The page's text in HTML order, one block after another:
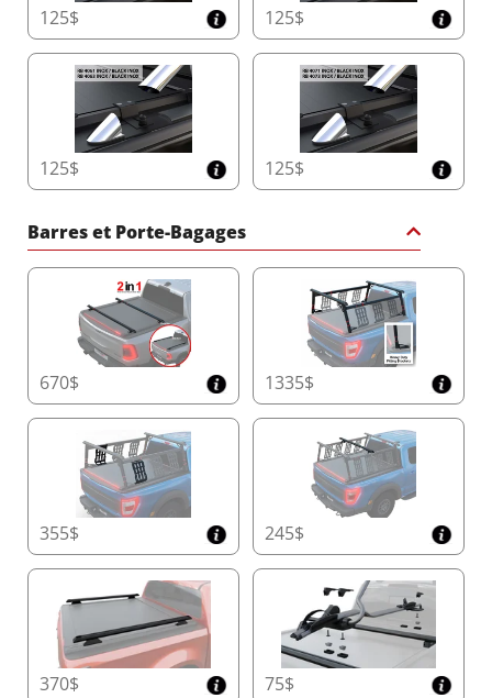
125$ 125$
125$ 125$
Barres et Porte-Bagages
670$ 1335$
355$ 245$
370$ 75$